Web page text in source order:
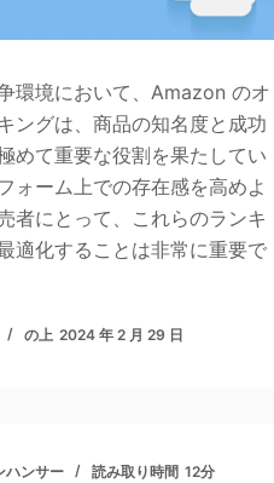
環境において、Amazon のオ
ングは、商品の知名度と成功
めて重要な役割を果たしてい
ォーム上での存在感を高めよ
者にとって、これらのランキ
適化することは非常に重要で
の上 2024 年 2 月 29 日
ハンサー 読み取り時間 12分